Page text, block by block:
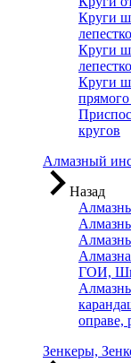
Круги
Круги
Круги
кругов
Алмазный
Назад
ГОИ,
оправе,
Зенкеры,